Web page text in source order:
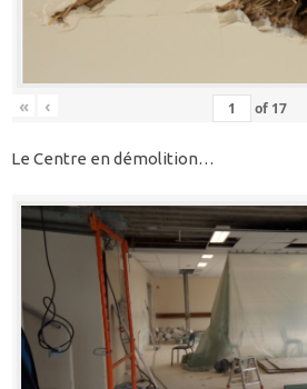
« ‹ of 17
Le Centre en démolition…